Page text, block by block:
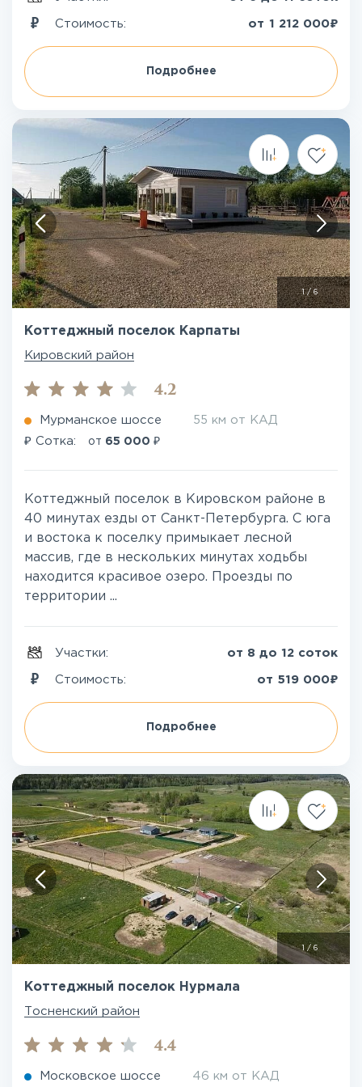
Стоимость: от 1 212 000₽
Подробнее
1/6
Коттеджный поселок Карпаты
Кировский район
4.2
Мурманское шоссе 55 км от КАД
₽ Сотка: от 65 000 ₽
Коттеджный поселок в Кировском районе в
40 минутах езды от Санкт-Петербурга. С юга
и востока к поселку примыкает лесной
массив, где в нескольких минутах ходьбы
находится красивое озеро. Проезды по
территории ...
Участки: от 8 до 12 соток
Стоимость: от 519 000₽
Подробнее
1 /6
Коттеджный поселок Нурмала
Тосненский район
4.4
Московское шоссе 46 км от КАД